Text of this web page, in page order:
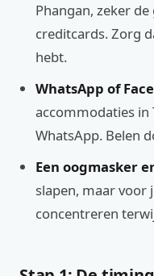
Phangan, zeker
creditcards. Zorg
hebt.
WhatsApp of
accommodaties in
WhatsApp. Belen
Een oogmasker
slapen, maar voor
concentreren